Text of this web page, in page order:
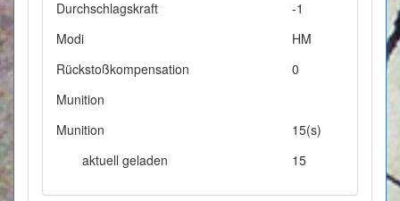
Durchschlagskraft
-1
Modi
HM
Rückstoßkompensation
0
Munition
Munition
15(s)
aktuell geladen
15